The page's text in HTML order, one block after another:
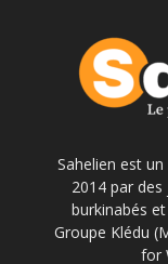
Sahelien est
2014 par
burkinabés
Groupe Klédu
for